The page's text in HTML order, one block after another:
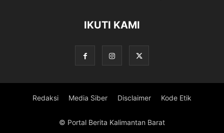
IKUTI KAMI
Redaksi Media Siber Disclaimer Kode Etik
© Portal Berita Kalimantan Barat